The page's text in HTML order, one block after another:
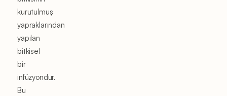
kurutulmuş
yapraklarından
yapılan
bitkisel
bir
infüzyondur.
Bu